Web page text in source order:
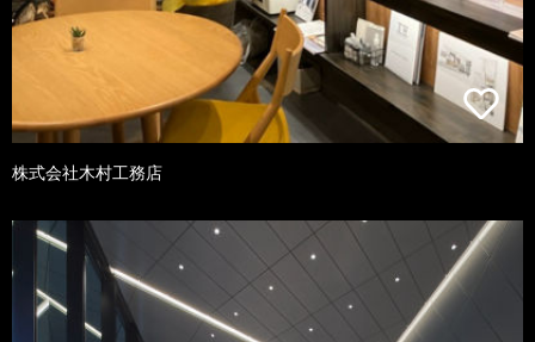
株式会社木村工務店